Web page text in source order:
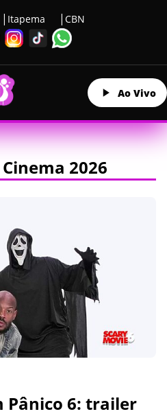
Itapema CBN
Ao Vivo
2026
Pânico 6: trailer